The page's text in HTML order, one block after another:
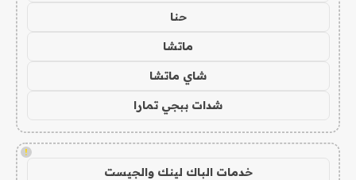
حنا
ماتشا
شاي ماتشا
شدات ببجي تمارا
!
خدمات الباك لينك والجيست